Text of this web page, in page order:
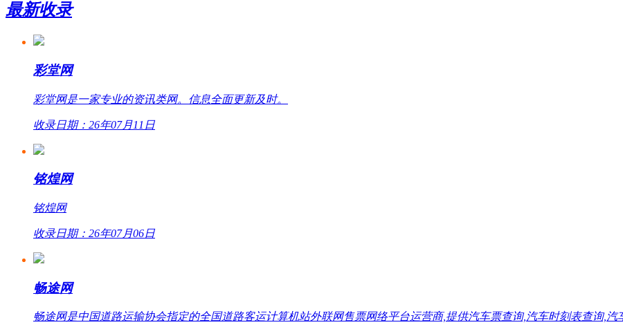
最新收录
彩堂网
彩堂网是一家专业的资讯类网。信息全面更新及时。
收录日期：26年07月11日
铭煌网
铭煌网
收录日期：26年07月06日
畅途网
畅途网是中国道路运输协会指定的全国道路客运计算机站外联网售票网络平台运营商,提供汽车票查询,汽车时刻表查询,汽